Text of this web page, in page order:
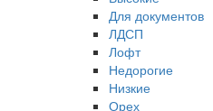
Для документов
ЛДСП
Лофт
Недорогие
Низкие
Орех